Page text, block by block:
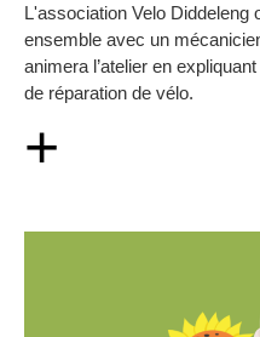
L'association Velo Diddeleng
ensemble avec un
animera l’atelier en
de réparation de vélo.
+